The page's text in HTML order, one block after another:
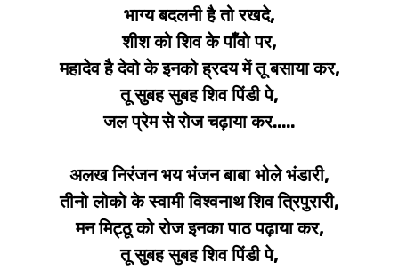
भाग्य बदलनी है तो रखदे,
शीश को शिव के पाँवो पर,
महादेव है देवो के इनको ह्रदय में तू बसाया कर,
तू सुबह सुबह शिव पिंडी पे,
जल प्रेम से रोज चढ़ाया कर.....
अलख निरंजन भय भंजन बाबा भोले भंडारी,
तीनो लोको के स्वामी विश्वनाथ शिव त्रिपुरारी,
मन मिट्ठू को रोज इनका पाठ पढ़ाया कर,
तू सुबह सुबह शिव पिंडी पे,